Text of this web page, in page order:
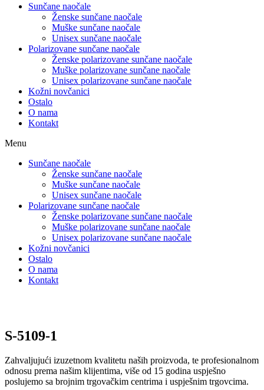
Sunčane naočale
Ženske sunčane naočale
Muške sunčane naočale
Unisex sunčane naočale
Polarizovane sunčane naočale
Ženske polarizovane sunčane naočale
Muške polarizovane sunčane naočale
Unisex polarizovane sunčane naočale
Kožni novčanici
Ostalo
O nama
Kontakt
Menu
Sunčane naočale
Ženske sunčane naočale
Muške sunčane naočale
Unisex sunčane naočale
Polarizovane sunčane naočale
Ženske polarizovane sunčane naočale
Muške polarizovane sunčane naočale
Unisex polarizovane sunčane naočale
Kožni novčanici
Ostalo
O nama
Kontakt
S-5109-1
Zahvaljujući izuzetnom kvalitetu naših proizvoda, te profesionalnom
odnosu prema našim klijentima, više od 15 godina uspješno
poslujemo sa brojnim trgovačkim centrima i uspješnim trgovcima.